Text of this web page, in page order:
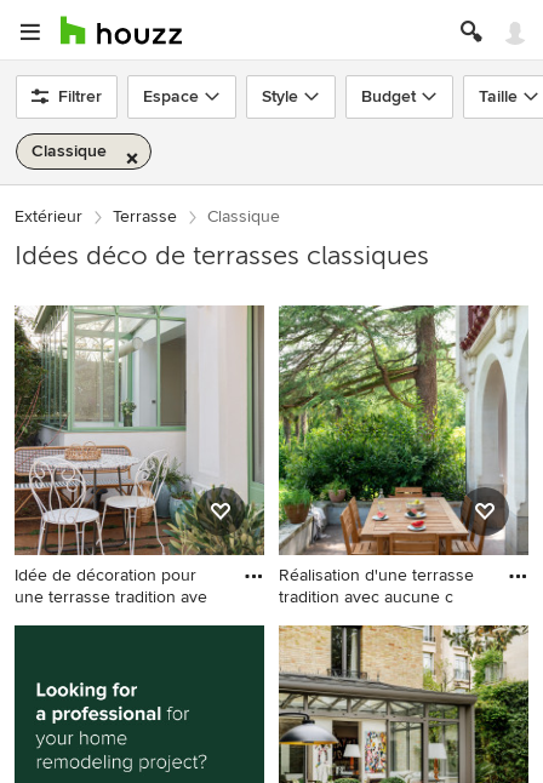
Filtrer Espace Style Budget Taille
Classique
Extérieur Terrasse Classique
Idées déco de terrasses classiques
Idée de décoration pour
une terrasse tradition ave
Idée de décoration pour une
aucune couverture.
Réalisation d'une terrasse
tradition avec aucune c
Réalisation d'une terrasse
tradition avec aucune
couverture.